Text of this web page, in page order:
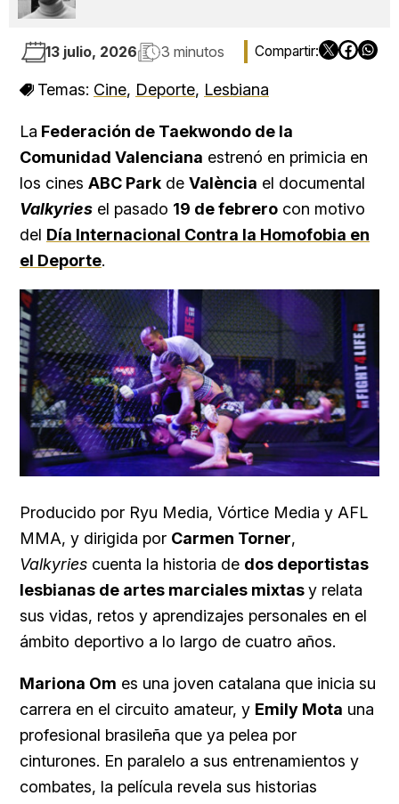
13 julio, 2026 3 minutos
Temas: Cine, Deporte, Lesbiana
La Federación de Taekwondo de la
Comunidad Valenciana estrenó en primicia en
los cines ABC Park de València el documental
Valkyries el pasado 19 de febrero con motivo
del Día Internacional Contra la Homofobia en
el Deporte.
Producido por Ryu Media, Vórtice Media y AFL
MMA, y dirigida por Carmen Torner,
Valkyries cuenta la historia de dos deportistas
lesbianas de artes marciales mixtasy relata
sus vidas, retos y aprendizajes personales en el
ámbito deportivo a lo largo de cuatro años.
Mariona Om es una joven catalana que inicia su
carrera en el circuito amateur, y Emily Mota una
profesional brasileña que ya pelea por
cinturones. En paralelo a sus entrenamientos y
combates, la película revela sus historias